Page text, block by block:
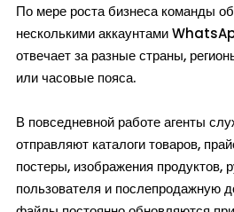
По мере роста бизнеса команды
несколькими аккаунтами
отвечает за разные страны,
или часовые пояса.
В повседневной работе агенты
отправляют каталоги товаров,
постеры, изображения продуктов,
пользователя и послепродажную